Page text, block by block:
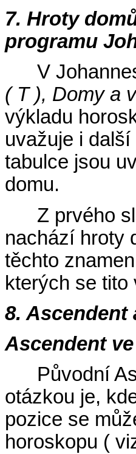
7. Hroty
programu
V
( T ), Domy a
výkladu
uvažuje i
tabulce jsou
domu.
Z prvého
nachází hroty
těchto
kterých se tito
8.
Ascendent
Původní
otázkou je,
pozice se
horoskopu (